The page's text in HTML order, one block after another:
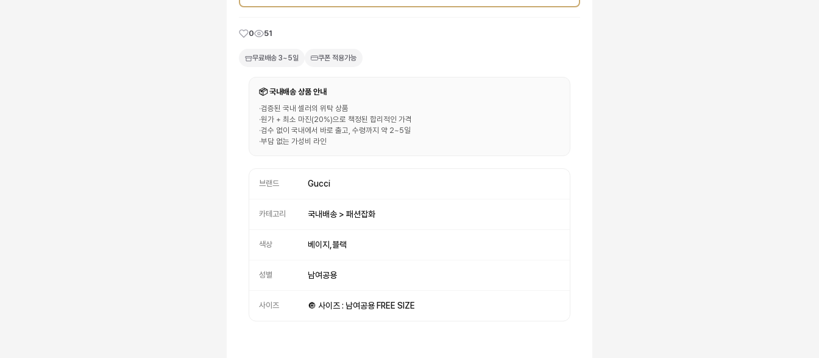
0 51
무료배송 3~5일 쿠폰 적용가능
📦 국내배송 상품 안내
·검증된 국내 셀러의 위탁 상품
·원가 + 최소 마진(20%)으로 책정된 합리적인 가격
·검수 없이 국내에서 바로 출고, 수령까지 약 2~5일
·부담 없는 가성비 라인
브랜드 Gucci
카테고리 국내배송 > 패션잡화
색상 베이지,블랙
성별 남여공용
사이즈 🔘 사이즈 : 남여공용 FREE SIZE